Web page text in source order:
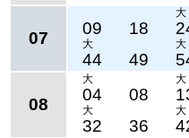
07
09 18
大
大
44 49
大
08
大
04 08
大
大
32 36
大